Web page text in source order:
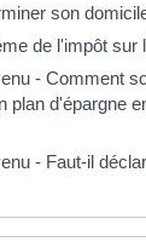
son
de l'impôt sur
- Comment
plan d'épargne
- Faut-il